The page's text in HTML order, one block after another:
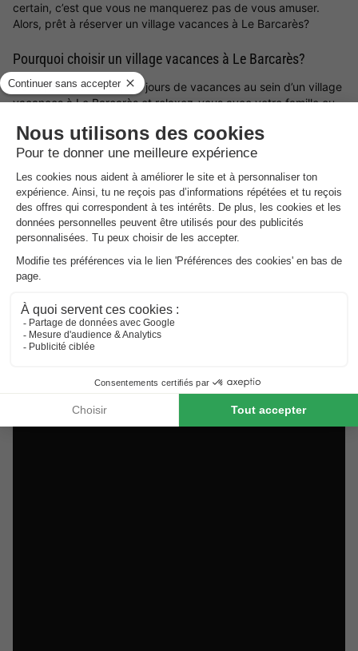
certain, c’est que vous ne manquerez pas de vous amuser.
Alors, prêt à réserver un village vacances à Le Barcarès?
Pourquoi choisir un village vacances à Le Barcarès?
Octroyez-vous quelques jours de vacances au sein d’un village
vacances à Le Barcarès et relaxez-vous avec votre famille ou
séjourner, sur la côte, à la montagne ou à la campagne, choisir
un club de vacances à Le Barcarès vous permet de vous
Campings les mieux notés proches de
Le Barcarès
Retrouvez la sélection de campings proches de Le
Barcarès les mieux notés par nos clients